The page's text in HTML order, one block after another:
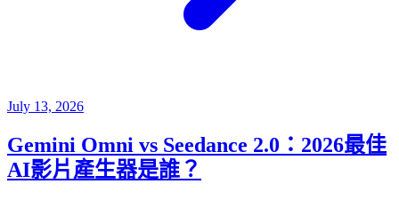
July 13, 2026
Gemini Omni vs Seedance 2.0：2026最佳
AI影片產生器是誰？